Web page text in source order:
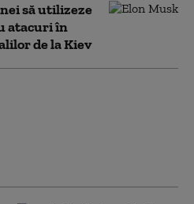
să utilizeze
atacuri în
de la Kiev